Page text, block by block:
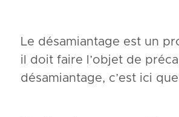
Le désamiantage est un
il doit faire l’objet de
désamiantage, c’est ici